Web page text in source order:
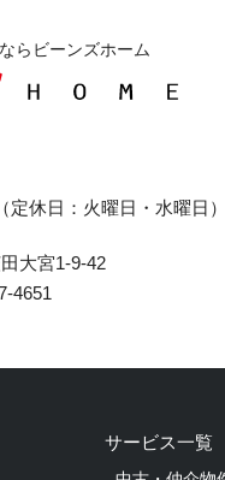
らビーンズホーム
（定休日：火曜日・水曜日）
大宮1-9-42
4651
サービス一覧